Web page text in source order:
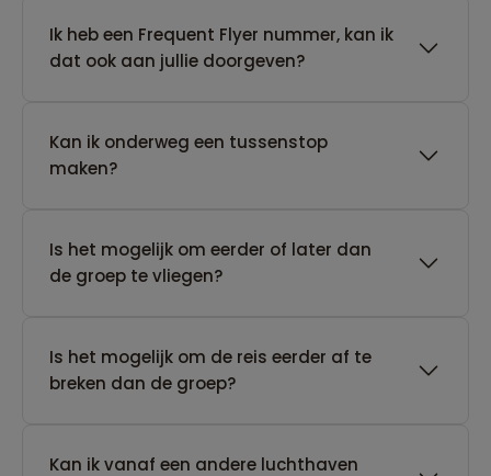
Ik heb een Frequent Flyer nummer, kan ik
dat ook aan jullie doorgeven?
Kan ik onderweg een tussenstop
maken?
Is het mogelijk om eerder of later dan
de groep te vliegen?
Is het mogelijk om de reis eerder af te
breken dan de groep?
Kan ik vanaf een andere luchthaven